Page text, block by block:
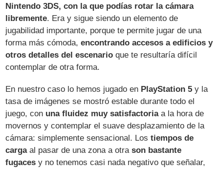
Nintendo 3DS, con la que podías rotar la cámara
libremente. Era y sigue siendo un elemento de
jugabilidad importante, porque te permite jugar de una
forma más cómoda,encontrando accesos a edificios y
otros detalles del escenario que te resultaría difícil
contemplar de otra forma.
En nuestro caso lo hemos jugado en PlayStation 5 y la
tasa de imágenes se mostró estable durante todo el
juego, con una fluidez muy satisfactoriaa la hora de
movernos y contemplar el suave desplazamiento de la
cámara: simplemente sensacional. Lostiempos de
cargaal pasar de una zona a otrason bastante
fugaces y no tenemos casi nada negativo que señalar,